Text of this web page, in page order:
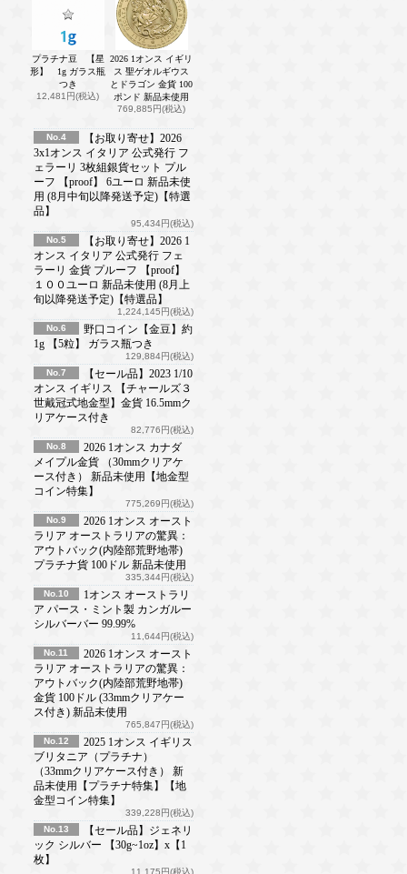
プラチナ豆 【星
形】 1g ガラス瓶
つき
12,481円(税込)
2026 1オンス イギリ
ス 聖ゲオルギウス
とドラゴン 金貨 100
ポンド 新品未使用
769,885円(税込)
No.4
【お取り寄せ】2026
3x1オンス イタリア 公式発行 フ
ェラーリ 3枚組銀貨セット プル
ーフ 【proof】 6ユーロ 新品未使
用 (8月中旬以降発送予定)【特選
品】
95,434円(税込)
No.5
【お取り寄せ】2026 1
オンス イタリア 公式発行 フェ
ラーリ 金貨 プルーフ 【proof】
１００ユーロ 新品未使用 (8月上
旬以降発送予定)【特選品】
1,224,145円(税込)
No.6
野口コイン【金豆】約
1g 【5粒】 ガラス瓶つき
129,884円(税込)
No.7
【セール品】2023 1/10
オンス イギリス 【チャールズ３
世戴冠式地金型】金貨 16.5mmク
リアケース付き
82,776円(税込)
No.8
2026 1オンス カナダ
メイプル金貨 （30mmクリアケ
ース付き） 新品未使用【地金型
コイン特集】
775,269円(税込)
No.9
2026 1オンス オースト
ラリア オーストラリアの驚異：
アウトバック(内陸部荒野地帯)
プラチナ貨 100ドル 新品未使用
335,344円(税込)
No.10
1オンス オーストラリ
ア パース・ミント製 カンガルー
シルバーバー 99.99%
11,644円(税込)
No.11
2026 1オンス オースト
ラリア オーストラリアの驚異：
アウトバック(内陸部荒野地帯)
金貨 100ドル (33mmクリアケー
ス付き) 新品未使用
765,847円(税込)
No.12
2025 1オンス イギリス
ブリタニア（プラチナ）
（33mmクリアケース付き） 新
品未使用【プラチナ特集】【地
金型コイン特集】
339,228円(税込)
No.13
【セール品】ジェネリ
ック シルバー 【30g~1oz】x【1
枚】
11,175円(税込)